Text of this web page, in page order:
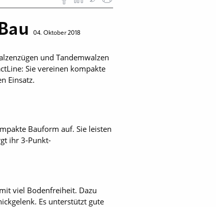
04. Oktober 2018
und Tandemwalzen
Sie vereinen kompakte
Einsatz.
Bauform auf. Sie leisten
ihr 3-Punkt-
viel Bodenfreiheit. Dazu
Es unterstützt gute